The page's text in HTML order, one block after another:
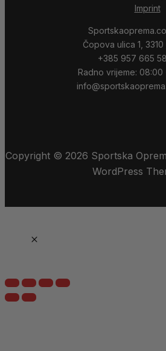
Imprint
Čopova ulica 1,
+385 957 665
Radno vrijeme: 08:00
Copyright © 2026 Sportska
WordPress